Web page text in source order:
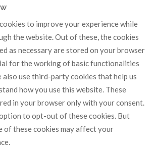
to improve your experience while
the website. Out of these, the cookies
as necessary are stored on your browser
for the working of basic functionalities
also use third-party cookies that help us
how you use this website. These
in your browser only with your consent.
to opt-out of these cookies. But
of these cookies may affect your